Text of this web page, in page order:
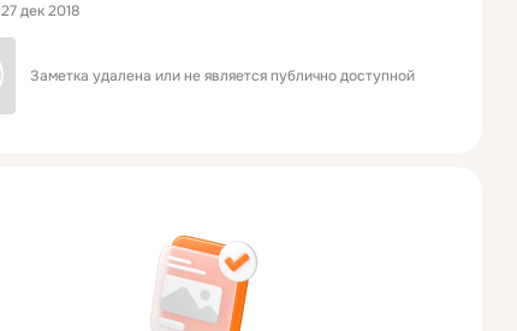
27 дек 2018
Заметка удалена или не является публично доступной